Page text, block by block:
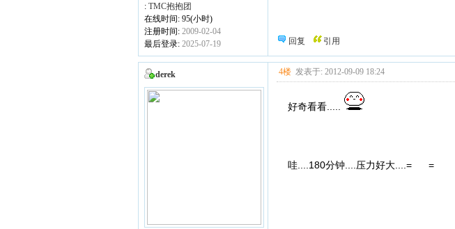
: TMC抱抱团
在线时间: 95(小时)
注册时间: 2009-02-04
最后登录: 2025-07-19 回复 引用
derek 4楼 发表于: 2012-09-09 18:24
好奇看看.....
哇....180分钟....压力好大....= =